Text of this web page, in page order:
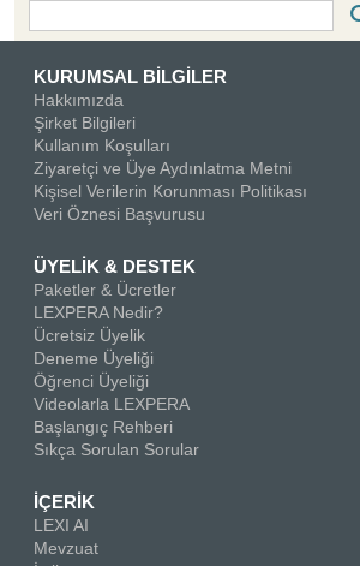
Bottom Search Toolbar Highlight Text
KURUMSAL BİLGİLER
Hakkımızda
Şirket Bilgileri
Kullanım Koşulları
Ziyaretçi ve Üye Aydınlatma Metni
Kişisel Verilerin Korunması Politikası
Veri Öznesi Başvurusu
ÜYELİK & DESTEK
Paketler & Ücretler
LEXPERA Nedir?
Ücretsiz Üyelik
Deneme Üyeliği
Öğrenci Üyeliği
Videolarla LEXPERA
Başlangıç Rehberi
Sıkça Sorulan Sorular
İÇERİK
LEXI AI
Mevzuat